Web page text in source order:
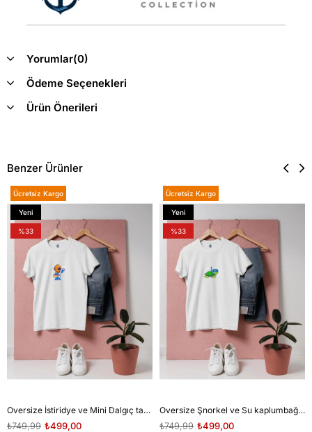
Yorumlar(0)
Ödeme Seçenekleri
Ürün Önerileri
Benzer Ürünler
Oversize İstiridye ve Mini Dalgıç tasarım unisex T-shirt
₺499,00
₺749,99
Ücretsiz Kargo
Yeni
Ürün
%33
Oversize Şnorkel ve Su kaplumbağası tasarım unisex T-shirt
₺499,00
₺749,99
Ücretsiz Kargo
Yeni
Ürün
%33